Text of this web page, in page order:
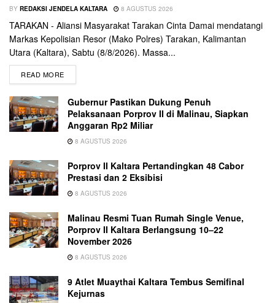
BY REDAKSI JENDELA KALTARA 8 AGUSTUS 2026
TARAKAN - Aliansi Masyarakat Tarakan Cinta Damai mendatangi
Markas Kepolisian Resor (Mako Polres) Tarakan, Kalimantan
Utara (Kaltara), Sabtu (8/8/2026). Massa...
READ MORE
Gubernur Pastikan Dukung Penuh
Pelaksanaan Porprov II di Malinau, Siapkan
Anggaran Rp2 Miliar
8 AGUSTUS 2026
Porprov II Kaltara Pertandingkan 48 Cabor
Prestasi dan 2 Eksibisi
8 AGUSTUS 2026
Malinau Resmi Tuan Rumah Single Venue,
Porprov II Kaltara Berlangsung 10–22
November 2026
8 AGUSTUS 2026
9 Atlet Muaythai Kaltara Tembus Semifinal
Kejurnas